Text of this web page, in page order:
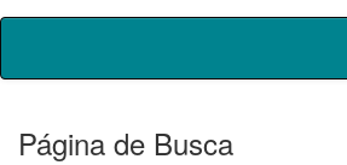
Skip
Página de Busca